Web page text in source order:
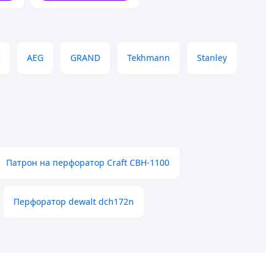
AEG GRAND Tekhmann Stanley
Патрон на перфоратор Craft CBH-1100
Перфоратор dewalt dch172n